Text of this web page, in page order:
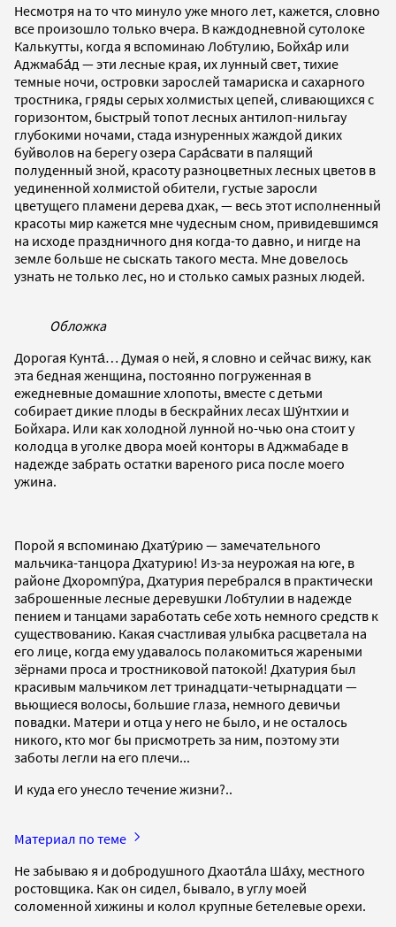
Несмотря на то что минуло уже много лет, кажется, словно
все произошло только вчера. В каждодневной сутолоке
Калькутты, когда я вспоминаю Лобтулию, Бойха́р или
Аджмаба́д — эти лесные края, их лунный свет, тихие
темные ночи, островки зарослей тамариска и сахарного
тростника, гряды серых холмистых цепей, сливающихся с
горизонтом, быстрый топот лесных антилоп-нильгау
глубокими ночами, стада изнуренных жаждой диких
буйволов на берегу озера Сара́свати в палящий
полуденный зной, красоту разноцветных лесных цветов в
уединенной холмистой обители, густые заросли
цветущего пламени дерева дхак, — весь этот исполненный
красоты мир кажется мне чудесным сном, привидевшимся
на исходе праздничного дня когда-то давно, и нигде на
земле больше не сыскать такого места. Мне довелось
узнать не только лес, но и столько самых разных людей.
Обложка
Дорогая Кунта́… Думая о ней, я словно и сейчас вижу, как
эта бедная женщина, постоянно погруженная в
ежедневные домашние хлопоты, вместе с детьми
собирает дикие плоды в бескрайних лесах Шу́нтхии и
Бойхара. Или как холодной лунной но-чью она стоит у
колодца в уголке двора моей конторы в Аджмабаде в
надежде забрать остатки вареного риса после моего
ужина.
Порой я вспоминаю Дхату́рию — замечательного
мальчика-танцора Дхатурию! Из-за неурожая на юге, в
районе Дхоромпу́ра, Дхатурия перебрался в практически
заброшенные лесные деревушки Лобтулии в надежде
пением и танцами заработать себе хоть немного средств к
существованию. Какая счастливая улыбка расцветала на
его лице, когда ему удавалось полакомиться жареными
зёрнами проса и тростниковой патокой! Дхатурия был
красивым мальчиком лет тринадцати-четырнадцати —
вьющиеся волосы, большие глаза, немного девичьи
повадки. Матери и отца у него не было, и не осталось
никого, кто мог бы присмотреть за ним, поэтому эти
заботы легли на его плечи...
И куда его унесло течение жизни?..
Материал по теме
Не забываю я и добродушного Дхаота́ла Ша́ху, местного
ростовщика. Как он сидел, бывало, в углу моей
соломенной хижины и колол крупные бетелевые орехи.